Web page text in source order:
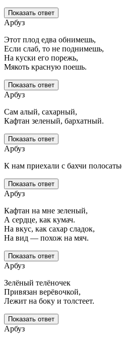
Показать ответ
Арбуз
Этот плод едва обнимешь,
Если слаб, то не поднимешь,
На куски его порежь,
Мякоть красную поешь.
Показать ответ
Арбуз
Сам алый, сахарный,
Кафтан зеленый, бархатный.
Показать ответ
Арбуз
К нам приехали с бахчи
Показать ответ
Арбуз
Кафтан на мне зеленый,
А сердце, как кумач.
На вкус, как сахар сладок,
На вид — похож на мяч.
Показать ответ
Арбуз
Зелёный телёночек
Привязан верёвочкой,
Лежит на боку и толстеет.
Показать ответ
Арбуз